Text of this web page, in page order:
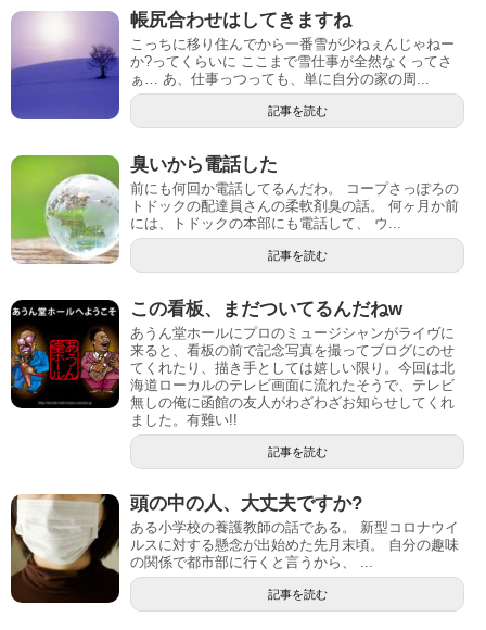
帳尻合わせはしてきますね
こっちに移り住んでから一番雪が少ねぇんじゃねー
か?ってくらいに ここまで雪仕事が全然なくってさ
ぁ… あ、仕事っつっても、単に自分の家の周...
記事を読む
臭いから電話した
前にも何回か電話してるんだわ。 コープさっぽろの
トドックの配達員さんの柔軟剤臭の話。 何ヶ月か前
には、トドックの本部にも電話して、 ウ...
記事を読む
この看板、まだついてるんだねw
あうん堂ホールにプロのミュージシャンがライヴに
来ると、看板の前で記念写真を撮ってブログにのせ
てくれたり、描き手としては嬉しい限り。今回は北
海道ローカルのテレビ画面に流れたそうで、テレビ
無しの俺に函館の友人がわざわざお知らせしてくれ
ました。有難い!!
記事を読む
頭の中の人、大丈夫ですか?
ある小学校の養護教師の話である。 新型コロナウイ
ルスに対する懸念が出始めた先月末頃。 自分の趣味
の関係で都市部に行くと言うから、 ...
記事を読む